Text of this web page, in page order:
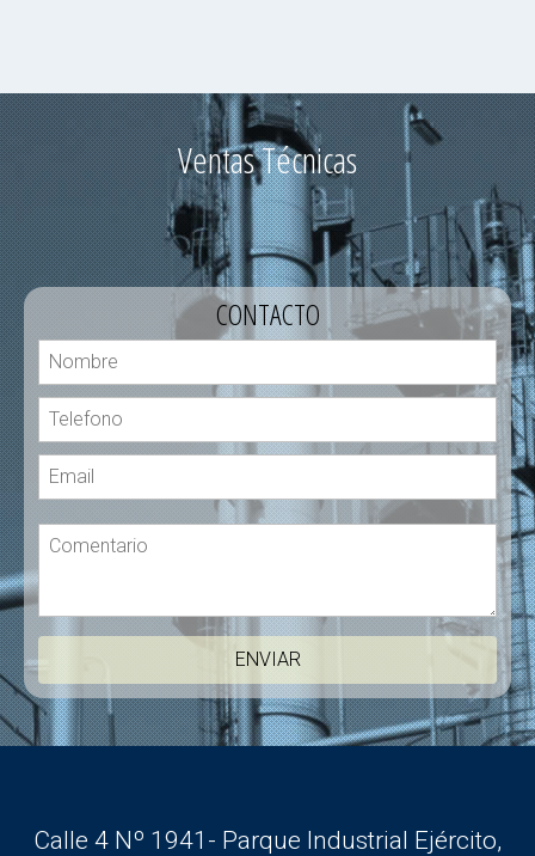
Ventas Técnicas
CONTACTO
Calle 4 Nº 1941- Parque Industrial Ejército,